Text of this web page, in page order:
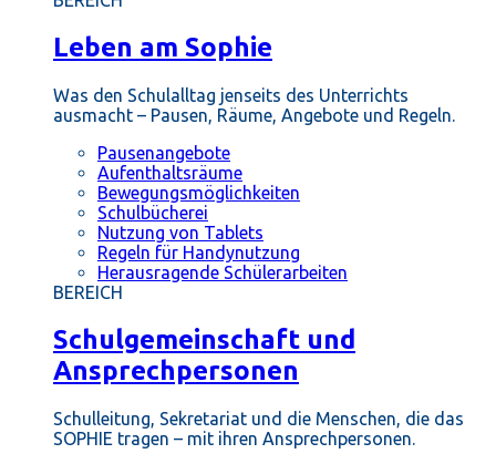
Leben am Sophie
Was den Schulalltag jenseits des Unterrichts
ausmacht – Pausen, Räume, Angebote und Regeln.
Pausenangebote
Aufenthaltsräume
Bewegungsmöglichkeiten
Schulbücherei
Nutzung von Tablets
Regeln für Handynutzung
Herausragende Schülerarbeiten
BEREICH
Schulgemeinschaft und
Ansprechpersonen
Schulleitung, Sekretariat und die Menschen, die das
SOPHIE tragen – mit ihren Ansprechpersonen.